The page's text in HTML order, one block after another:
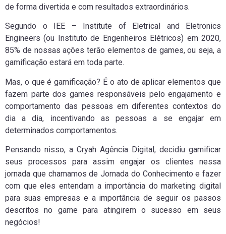
de forma divertida e com resultados extraordinários.
Segundo o IEE – Institute of Eletrical and Eletronics
Engineers (ou Instituto de Engenheiros Elétricos) em 2020,
85% de nossas ações terão elementos de games, ou seja, a
gamificação estará em toda parte.
Mas, o que é gamificação? É o ato de aplicar elementos que
fazem parte dos games responsáveis pelo engajamento e
comportamento das pessoas em diferentes contextos do
dia a dia, incentivando as pessoas a se engajar em
determinados comportamentos.
Pensando nisso, a Cryah Agência Digital, decidiu gamificar
seus processos para assim engajar os clientes nessa
jornada que chamamos de Jornada do Conhecimento e fazer
com que eles entendam a importância do marketing digital
para suas empresas e a importância de seguir os passos
descritos no game para atingirem o sucesso em seus
negócios!